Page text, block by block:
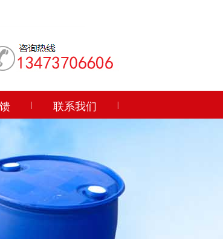
联系我们